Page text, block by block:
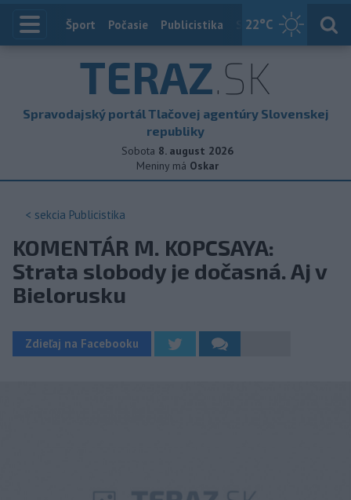
22°C
Index
Šport Počasie Publicistika Slovensko
TERAZ.SK
Spravodajský portál Tlačovej agentúry Slovenskej
republiky
Sobota 8. august 2026
Meniny má Oskar
< sekcia Publicistika
KOMENTÁR M. KOPCSAYA:
Strata slobody je dočasná. Aj v
Bielorusku
Zdieľaj na Facebooku